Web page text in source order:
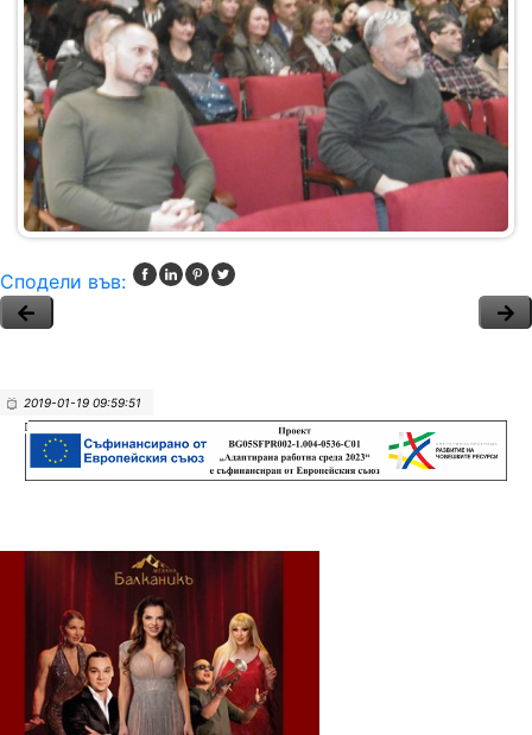
Сподели във:
2019-01-19 09:59:51